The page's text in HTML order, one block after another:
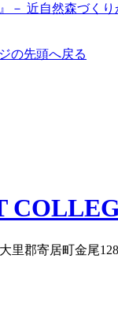
－ 近自然森づく
の先頭へ戻る
郡寄居町 金尾